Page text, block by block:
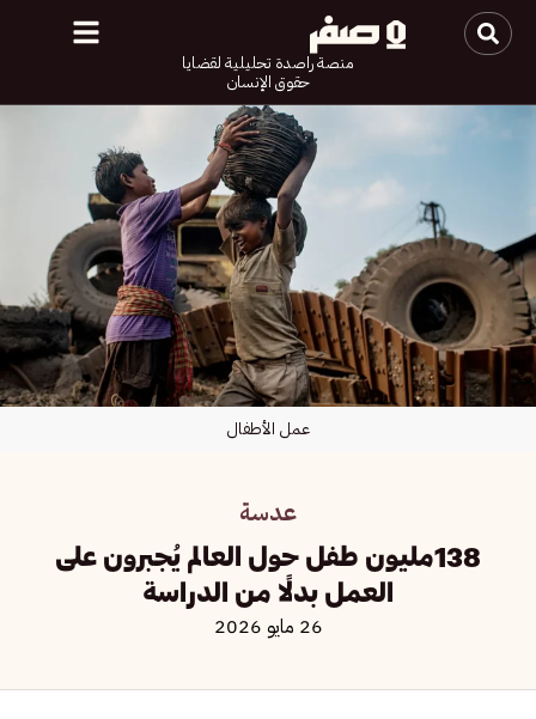
منصة راصدة تحليلية لقضايا
حقوق الإنسان
عدسة
138مليون طفل حول العالم يُجبرون على
العمل بدلًا من الدراسة
26 مايو 2026
عمل الأطفال